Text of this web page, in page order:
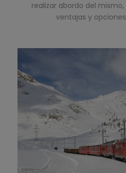
realizar abordo del
ventajas y